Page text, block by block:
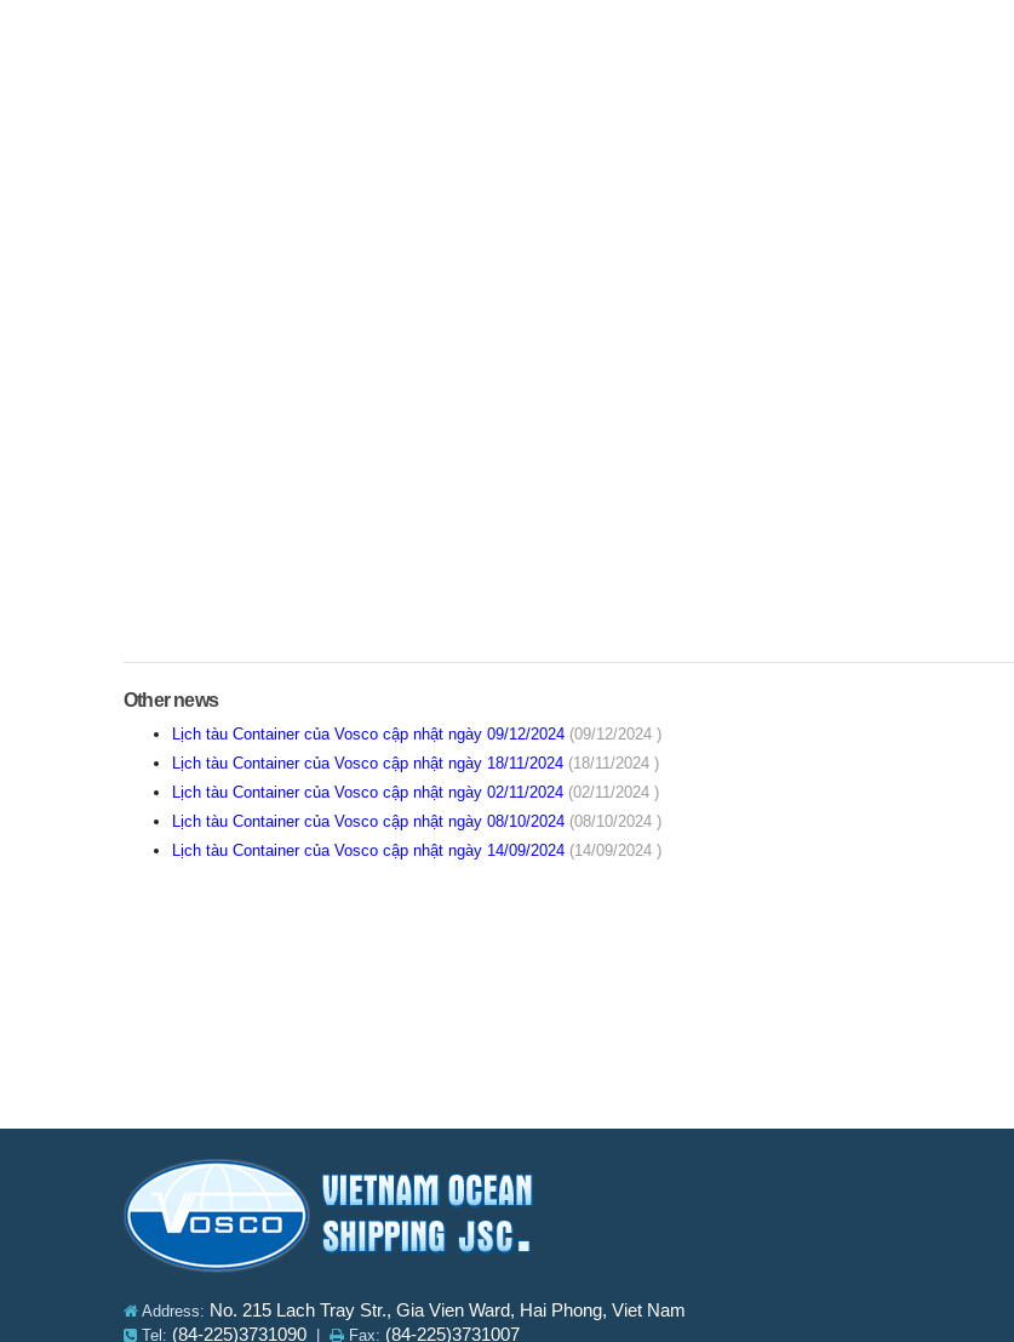
Other news
Lịch tàu Container của Vosco cập nhật ngày 09/12/2024 (09/12/2024 )
Lịch tàu Container của Vosco cập nhật ngày 18/11/2024 (18/11/2024 )
Lịch tàu Container của Vosco cập nhật ngày 02/11/2024 (02/11/2024 )
Lịch tàu Container của Vosco cập nhật ngày 08/10/2024 (08/10/2024 )
Lịch tàu Container của Vosco cập nhật ngày 14/09/2024 (14/09/2024 )
Address: No. 215 Lach Tray Str., Gia Vien Ward, Hai Phong, Viet Nam
Tel: (84-225)3731090 Fax: (84-225)3731007